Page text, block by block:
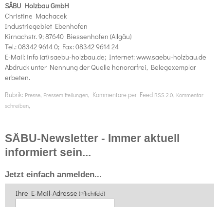
SÄBU Holzbau GmbH
Christine Machacek
Industriegebiet Ebenhofen
Kirnachstr. 9; 87640 Biessenhofen (Allgäu)
Tel.: 08342 9614 0; Fax: 08342 9614 24
E-Mail: info (at) saebu-holzbau.de; Internet: www.saebu-holzbau.de
Abdruck unter Nennung der Quelle honorarfrei, Belegexemplar
erbeten.
Rubrik: Presse, Pressemitteilungen, Kommentare per Feed RSS 2.0, Kommentar
schreiben,
SÄBU-Newsletter - Immer aktuell
informiert sein...
Jetzt einfach anmelden...
Ihre E-Mail-Adresse (Pflichtfeld)